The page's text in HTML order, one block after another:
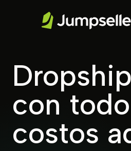
con
costos